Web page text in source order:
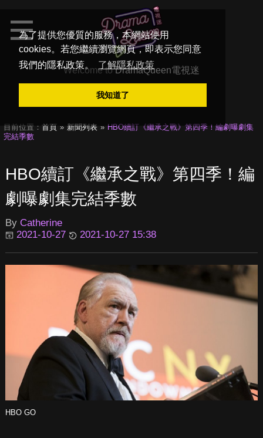
為了提供您優質的服務，本網站使用
cookies。若您繼續瀏覽網頁，即表示您同意
我們的隱私政策。
了解隱私政策
我知道了
Welcome toDramaQueen電視迷
目前位置： 首頁 新聞列表
HBO續訂《繼承之戰》第四季！編劇曝劇集
完結季數
HBO續訂《繼承之戰》第四季！編
劇曝劇集完結季數
By Catherine
2021-10-27
2021-10-27 15:38
HBO GO